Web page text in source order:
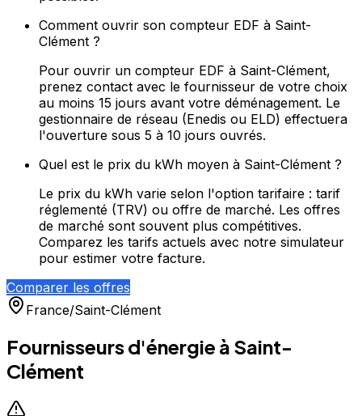
Comment ouvrir son compteur EDF à Saint-
Clément ?
Pour ouvrir un compteur EDF à Saint-Clément,
prenez contact avec le fournisseur de votre choix
au moins 15 jours avant votre déménagement. Le
gestionnaire de réseau (Enedis ou ELD) effectuera
l'ouverture sous 5 à 10 jours ouvrés.
Quel est le prix du kWh moyen à Saint-Clément ?
Le prix du kWh varie selon l'option tarifaire : tarif
réglementé (TRV) ou offre de marché. Les offres
de marché sont souvent plus compétitives.
Comparez les tarifs actuels avec notre simulateur
pour estimer votre facture.
Comparer les offres
France/Saint-Clément
Fournisseurs d'énergie à Saint-
Clément